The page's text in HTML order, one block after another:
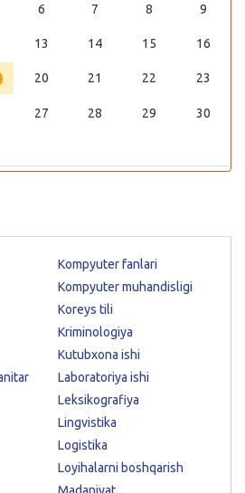
6 7 8 9
13 14 15 16
20 21 22 23
27 28 29 30
Kompyuter fanlari
Kompyuter muhandisligi
Koreys tili
Kriminologiya
Kutubxona ishi
Laboratoriya ishi
Leksikografiya
Lingvistika
Logistika
Loyihalarni boshqarish